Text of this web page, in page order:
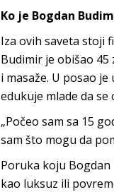
Ko je Bogdan
Iza ovih saveta stoji
Budimir je obišao
i masaže. U posao
edukuje mlade da
„Počeo sam sa 15
sam što mogu da
Poruka koju
kao luksuz ili